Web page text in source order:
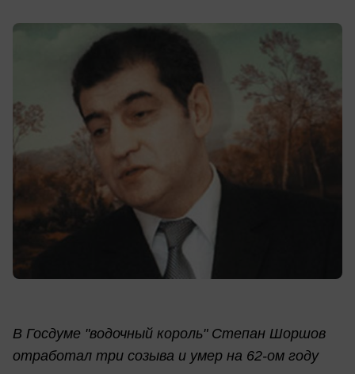
В Госдуме "водочный король" Степан Шоршов
отработал три созыва и умер на 62-ом году